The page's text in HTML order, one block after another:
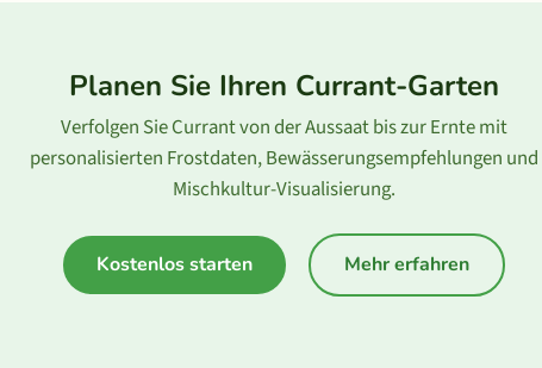
Planen Sie Ihren Currant-Garten
Verfolgen Sie Currant von der Aussaat bis zur Ernte mit
personalisierten Frostdaten, Bewässerungsempfehlungen und
Mischkultur-Visualisierung.
Kostenlos starten Mehr erfahren